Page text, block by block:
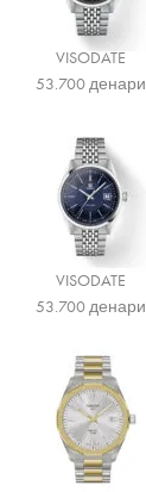
VISODATE
53.700денари
VISODATE
53.700денари